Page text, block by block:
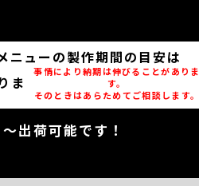
ニューの製作期間の目安は
ま
事情により納期は伸びることがありま
す。
そのときはあらためてご相談します。
出荷可能です！